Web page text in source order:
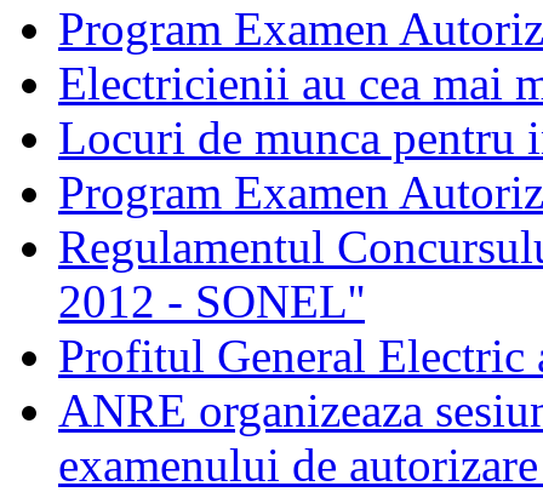
Program Examen
Electricienii au cea mai
Locuri de munca pentru
Program Examen
Regulamentul
2012 - SONEL''
Profitul General Electric
ANRE organizeaza
examenului de